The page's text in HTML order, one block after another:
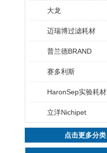
大龙
迈瑞博过滤耗材
普兰德BRAND
赛多利斯
HaronSep实验耗材
立洋Nichipet
点击更多分类